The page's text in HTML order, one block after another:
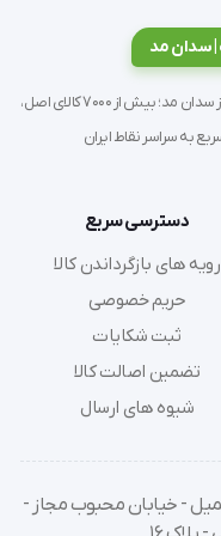
سازگار با پوست و با
و دوستدار محیط
در حالت خوابیده.
| سدان مد
خرید تجهیزات پزشکی عمده و جزئی با بهترین قیمت از سدان مد؛ بیش از 7000 کالای اصل،
به سراسر نقاط ایران
دسترسی سریع
رویه های بازگرداندن کالا
حریم خصوصی
ثبت شکایات
تضمین اصالت کالا
شیوه های ارسال
- خیابان محبوب مجاز -